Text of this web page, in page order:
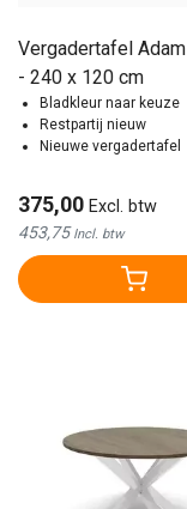
Vergadertafel
- 240 x 120 cm
Bladkleur naar keuze
Restpartij nieuw
Nieuwe vergadertafel
375,00 Excl. btw
453,75Incl. btw